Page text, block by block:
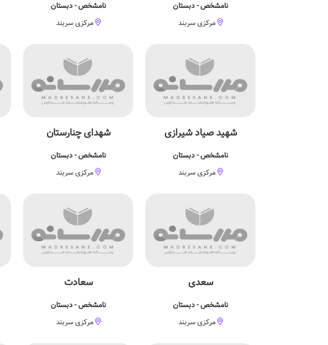
نامشخص - دبستان
مرکزی سربند
نامشخص - دبستان
مرکزی سربند
شهید صیاد شیرازی
نامشخص - دبستان
مرکزی سربند
شهدای چنارستان
نامشخص - دبستان
مرکزی سربند
سعدی
نامشخص - دبستان
مرکزی سربند
سعادت
نامشخص - دبستان
مرکزی سربند